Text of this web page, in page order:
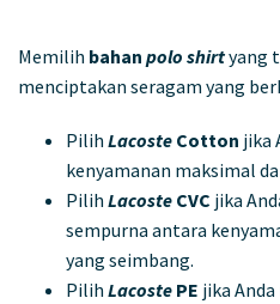
Memilih bahan polo shirtyang
menciptakan seragam yang
Pilih Lacoste Cotton jika
kenyamanan maksimal
Pilih Lacoste CVC jika
sempurna antara
yang seimbang.
Pilih Lacoste PE jika